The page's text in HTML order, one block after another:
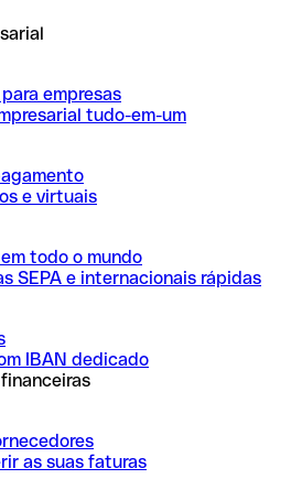
empresas
tudo-em-um
e virtuais
todo o mundo
SEPA e internacionais rápidas
IBAN dedicado
as suas faturas